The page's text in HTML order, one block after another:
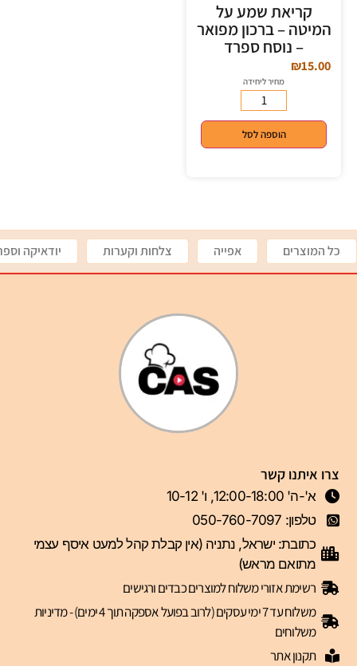
קריאת שמע על
המיטה – ברכון מפואר
– נוסח ספרד
₪15.00
מחיר ליחידה
הוספה לסל
כל המוצרים אפייה צלחות וקערות יודאיקה
צרו איתנו קשר
א'-ה' 12:00-18:00, ו' 10-12
טלפון: 050-760-7097
כתובת: ישראל, נתניה (אין קבלת קהל למעט איסף עצמי
מתואם מראש)
רשימת אזורי משלוח למוצרים כבדים ורגישים
משלוח עד 7 ימי עסקים (לרוב בפועל אספקה תוך 4 ימים) - מדיניות
משלוחים
תקנון אתר